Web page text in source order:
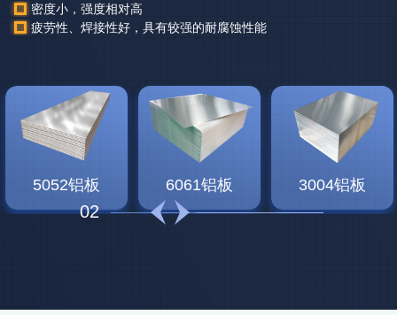
密度小，强度相对高
疲劳性、焊接性好，具有较强的耐腐蚀性能
5052铝板 6061铝板 3004铝板
02